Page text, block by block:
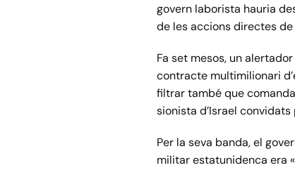
govern laborista hauria
de les accions directes
Fa set mesos, un
contracte multimilionari
filtrar també que
sionista d’Israel
Per la seva banda, el
militar estatunidenca era